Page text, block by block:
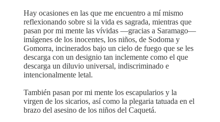
Hay ocasiones en las que me encuentro a mí mismo
reflexionando sobre si la vida es sagrada, mientras que
pasan por mi mente las vívidas —gracias a Saramago—
imágenes de los inocentes, los niños, de Sodoma y
Gomorra, incinerados bajo un cielo de fuego que se les
descarga con un designio tan inclemente como el que
descarga un diluvio universal, indiscriminado e
intencionalmente letal.
También pasan por mi mente los escapularios y la
virgen de los sicarios, así como la plegaria tatuada en el
brazo del asesino de los niños del Caquetá.